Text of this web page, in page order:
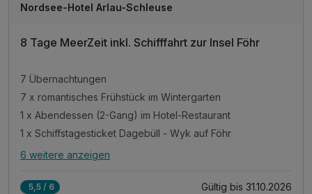
Nordsee-Hotel Arlau-Schleuse
8 Tage MeerZeit inkl. Schifffahrt zur Insel Föhr
7 Übernachtungen
7 x romantisches Frühstück im Wintergarten
1 x Abendessen (2-Gang) im Hotel-Restaurant
1 x Schiffstagesticket Dagebüll - Wyk auf Föhr
Alle Inklusivleistungen
6 weitere anzeigen
5,5 / 6 Gültig bis 31.10.2026